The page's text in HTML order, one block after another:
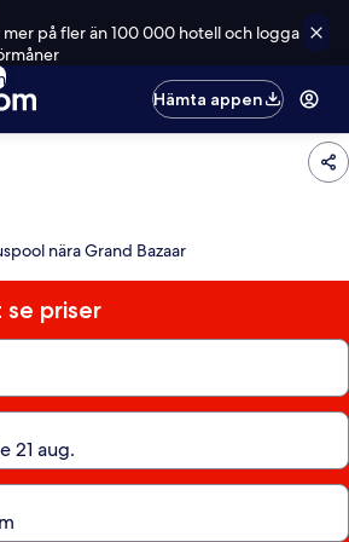
mer på fler än 100 000 hotell och logga
Hämta appen
nära Grand Bazaar
priser